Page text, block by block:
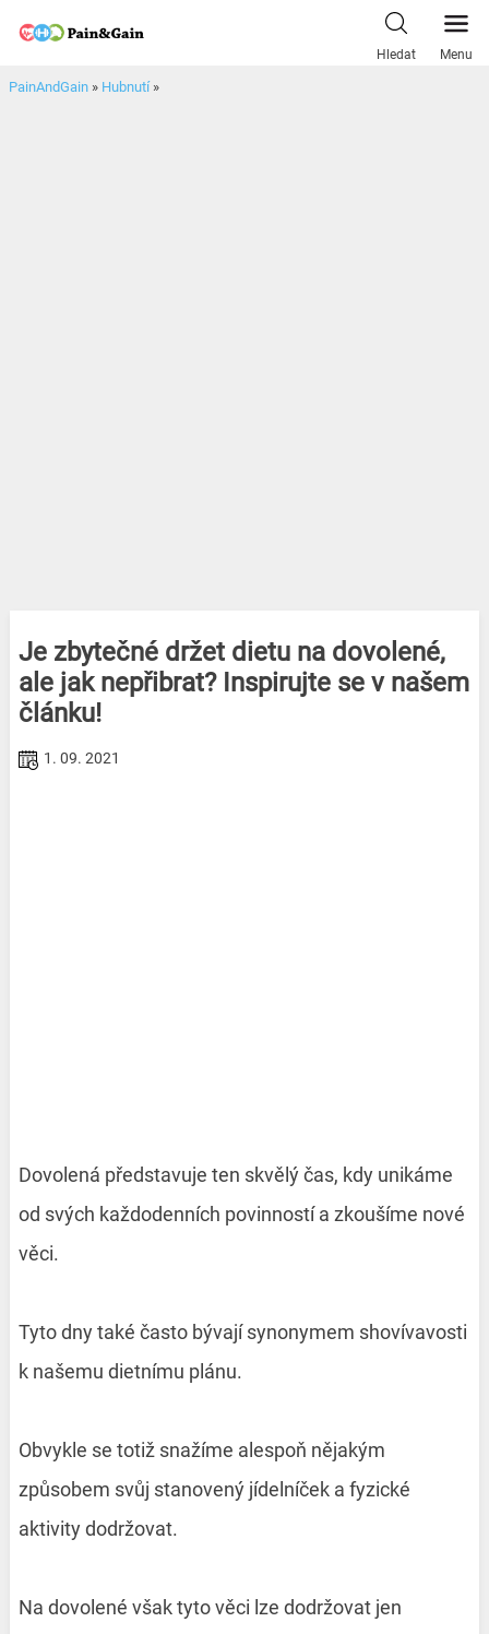
Hledat Menu
PainAndGain » Hubnutí»
Je zbytečné držet dietu na dovolené,
ale jak nepřibrat? Inspirujte se v našem
článku!
1. 09. 2021
Dovolená představuje ten skvělý čas, kdy unikáme
od svých každodenních povinností a zkoušíme nové
věci.
Tyto dny také často bývají synonymem shovívavosti
k našemu dietnímu plánu.
Obvykle se totiž snažíme alespoň nějakým
způsobem svůj stanovený jídelníček a fyzické
aktivity dodržovat.
Na dovolené však tyto věci lze dodržovat jen